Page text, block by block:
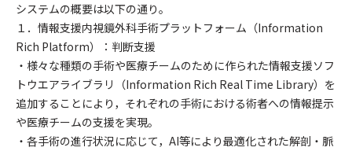
システムの概要は以下の通り。
１．情報支援内視鏡外科手術プラットフォーム（Information
Rich Platform）：判断支援
・様々な種類の手術や医療チームのために作られた情報支援ソフ
トウエアライブラリ（Information Rich Real Time Library）を
追加することにより，それぞれの手術における術者への情報提示
や医療チームの支援を実現。
・各手術の進行状況に応じて，AI等により最適化された解剖・脈